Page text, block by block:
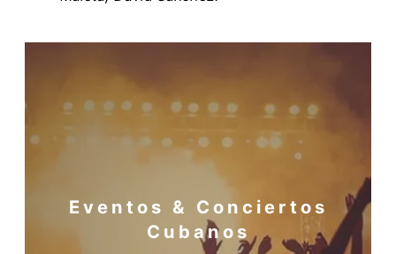
Eventos & Conciertos
Cubanos